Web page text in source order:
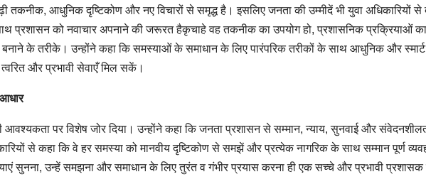
तकनीक, आधुनिक दृष्टिकोण और नए विचारों से समृद्ध है। इसलिए जनता की उम्मीदें भी युवा अधिकारियों से
प्रशासन को नवाचार अपनाने की जरूरत हैकृचाहे वह तकनीक का उपयोग हो, प्रशासनिक प्रक्रियाओं का
के तरीके। उन्होंने कहा कि समस्याओं के समाधान के लिए पारंपरिक तरीकों के साथ आधुनिक और स्मार्ट
और प्रभावी सेवाएँ मिल सकें।
पर विशेष जोर दिया। उन्होंने कहा कि जनता प्रशासन से सम्मान, न्याय, सुनवाई और
से कहा कि वे हर समस्या को मानवीय दृष्टिकोण से समझें और प्रत्येक नागरिक के साथ सम्मान पूर्ण
सुनना, उन्हें समझना और समाधान के लिए तुरंत व गंभीर प्रयास करना ही एक सच्चे और प्रभावी प्रशासक